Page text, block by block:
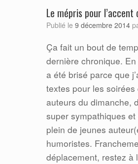
Le mépris pour l’accent
Publié le 9 décembre 2014
Ça fait un bout de
dernière chronique.
a été brisé parce que
textes pour les
auteurs du dimanche,
super sympathiques
plein de jeunes
humoristes.
déplacement, restez à